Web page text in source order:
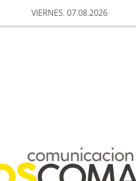
VIERNES. 07.08.2026